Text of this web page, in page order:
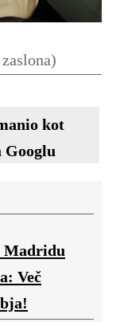
kot
Googlu
Madridu
Več